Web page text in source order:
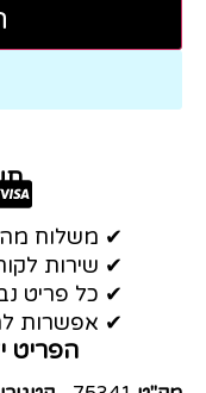
✔ משלוח
✔ שירות
✔ כל פריט
✔ אפשרות
הפריט